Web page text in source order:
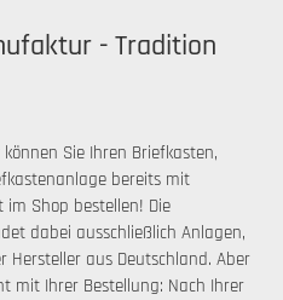
- Tradition
Sie Ihren Briefkasten,
bereits mit
Shop bestellen! Die
dabei ausschließlich Anlagen,
Hersteller aus Deutschland. Aber
mit Ihrer Bestellung: Nach Ihrer